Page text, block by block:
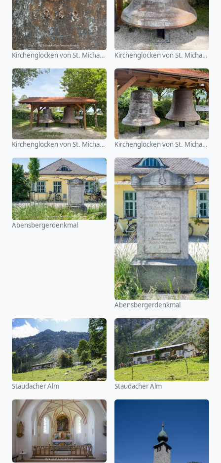
Kirchenglocken von St. Michael (Alxing) Kirchenglocken von St. Michael (Alxing)
Kirchenglocken von St. Michael (Alxing) Kirchenglocken von St. Michael (Alxing)
Abensbergerdenkmal
Abensbergerdenkmal
Staudacher Alm Staudacher Alm